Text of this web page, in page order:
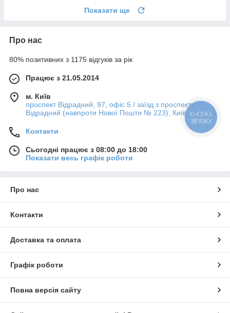
Показати ще
Про нас
80% позитивних з 1175 відгуків за рік
Працює з 21.05.2014
м. Київ
проспект Відрадний, 97, офіс 5 / заїзд з проспекту
Відрадний (навпроти Нової Пошти № 223), Київ, Україна
Контакти
Сьогодні працює з 08:00 до 18:00
Показати весь графік роботи
Про нас
Контакти
Доставка та оплата
Графік роботи
Повна версія сайту
КНОПКА
ЗВ'ЯЗКУ